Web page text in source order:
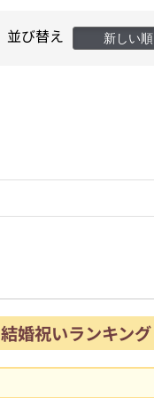
並び替え 新しい順
結婚祝いランキング